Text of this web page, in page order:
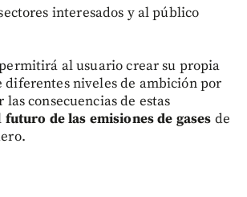
interesados y al público
al usuario crear su propia
diferentes niveles de ambición por
las consecuencias de estas
futuro de las emisiones de gases de